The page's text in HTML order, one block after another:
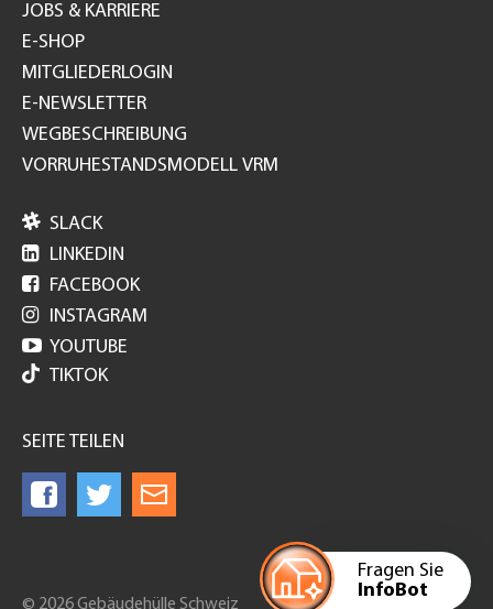
Fragen Sie
InfoBot
JOBS & KARRIERE
E-SHOP
MITGLIEDERLOGIN
E-NEWSLETTER
WEGBESCHREIBUNG
VORRUHESTANDSMODELL VRM
 SLACK
 LINKEDIN
 FACEBOOK
 INSTAGRAM
 YOUTUBE
TIKTOK
SEITE TEILEN
© 2026 Gebäudehülle Schweiz